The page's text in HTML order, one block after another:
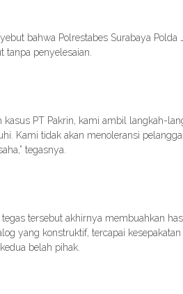
bahwa Polrestabes Surabaya
tanpa penyelesaian.
kasus PT Pakrin, kami ambil langkah-
Kami tidak akan menoleransi
tegasnya.
tersebut akhirnya membuahkan
yang konstruktif, tercapai
belah pihak.